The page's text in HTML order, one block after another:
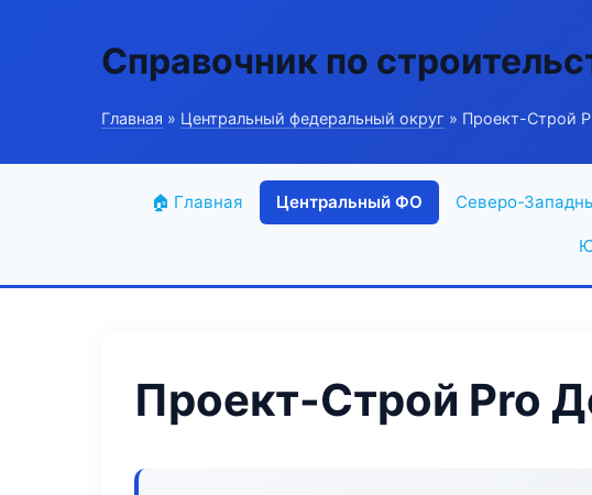
Справочник по
Главная » Центральный федеральный округ » Проект-Строй
🏠 Главная Центральный ФО Северо-
Проект-Строй Pro